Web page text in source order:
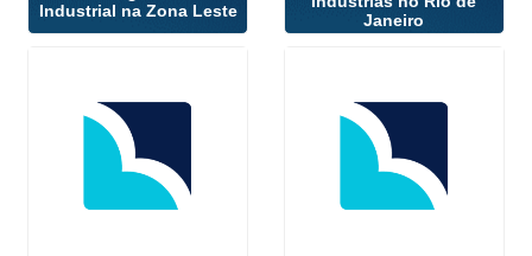
Industrial na Zona Leste
Janeiro